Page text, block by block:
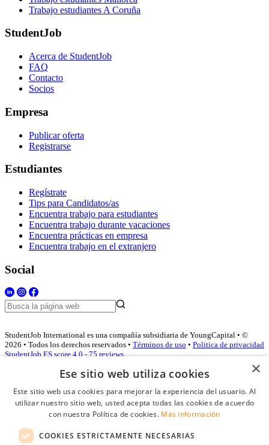
Trabajo estudiantes A Coruña
StudentJob
Acerca de StudentJob
FAQ
Contacto
Socios
Empresa
Publicar oferta
Registrarse
Estudiantes
Regístrate
Tips para Candidatos/as
Encuentra trabajo para estudiantes
Encuentra trabajo durante vacaciones
Encuentra prácticas en empresa
Encuentra trabajo en el extranjero
Social
StudentJob International es una compañía subsidiaria de YoungCapital • ©
2026 • Todos los derechos reservados • Términos de uso • Politica de privacidad
StudentJob ES score 4.0 - 75 reviews
Acceso empresas
×
Ese sitio web utiliza cookies
Este sitio web usa cookies para mejorar la experiencia del usuario. Al
utilizar nuestro sitio web, usted acepta todas las cookies de acuerdo
con nuestra Política de cookies. Más información
COOKIES ESTRICTAMENTE NECESARIAS